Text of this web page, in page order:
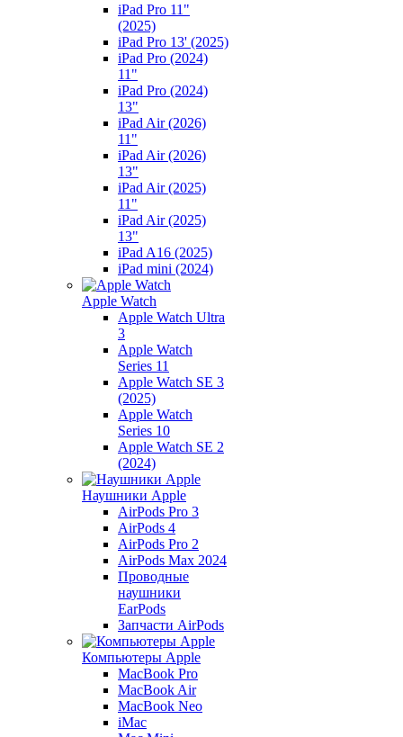
iPad Pro 11"
(2025)
iPad Pro 13' (2025)
iPad Pro (2024)
11"
iPad Pro (2024)
13"
iPad Air (2026)
11"
iPad Air (2026)
13"
iPad Air (2025)
11"
iPad Air (2025)
13"
iPad A16 (2025)
iPad mini (2024)
Apple Watch
Apple Watch Ultra
3
Apple Watch
Series 11
Apple Watch SE 3
(2025)
Apple Watch
Series 10
Apple Watch SE 2
(2024)
Наушники Apple
AirPods Pro 3
AirPods 4
AirPods Pro 2
AirPods Max 2024
Проводные
наушники
EarPods
Запчасти AirPods
Компьютеры Apple
MacBook Pro
MacBook Air
MacBook Neo
iMac